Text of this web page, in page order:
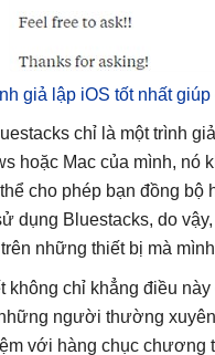
giả lập iOS tốt nhất
chỉ là một trình
hoặc Mac của mình, nó
cho phép bạn đồng
dụng Bluestacks, do
những thiết bị mà
không chỉ khẳng điều
người thường
với hàng chục chương